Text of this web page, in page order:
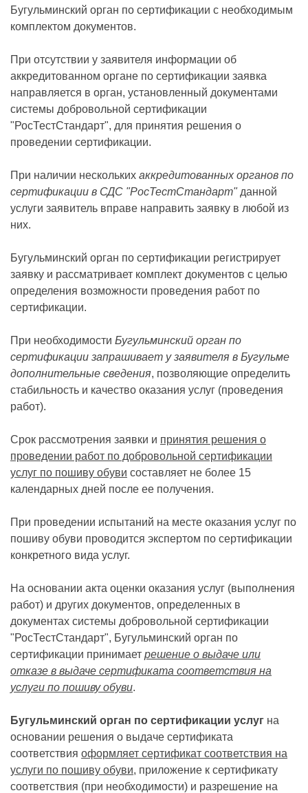
Бугульминский орган по сертификации с необходимым
комплектом документов.
При отсутствии у заявителя информации об
аккредитованном органе по сертификации заявка
направляется в орган, установленный документами
системы добровольной сертификации
"РосТестСтандарт", для принятия решения о
проведении сертификации.
При наличии нескольких аккредитованных органов по
сертификации в СДС "РосТестСтандарт"данной
услуги заявитель вправе направить заявку в любой из
них.
Бугульминский орган по сертификации регистрирует
заявку и рассматривает комплект документов с целью
определения возможности проведения работ по
сертификации.
При необходимости Бугульминский орган по
сертификации запрашивает у заявителя в Бугульме
дополнительные сведения, позволяющие определить
стабильность и качество оказания услуг (проведения
работ).
Срок рассмотрения заявки и принятия решения о
проведении работ по добровольной сертификации
услуг по пошиву обуви составляет не более 15
календарных дней после ее получения.
При проведении испытаний на месте оказания услуг по
пошиву обуви проводится экспертом по сертификации
конкретного вида услуг.
На основании акта оценки оказания услуг (выполнения
работ) и других документов, определенных в
документах системы добровольной сертификации
"РосТестСтандарт", Бугульминский орган по
сертификации принимает решение о выдаче или
отказе в выдаче сертификата соответствия на
услуги по пошиву обуви.
Бугульминский орган по сертификации услуг на
основании решения о выдаче сертификата
соответствия оформляет сертификат соответствия на
услуги по пошиву обуви, приложение к сертификату
соответствия (при необходимости) и разрешение на